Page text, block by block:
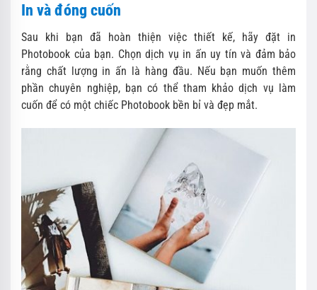
In và đóng cuốn
Sau khi bạn đã hoàn thiện việc thiết kế, hãy đặt in
Photobook của bạn. Chọn dịch vụ in ấn uy tín và đảm bảo
rằng chất lượng in ấn là hàng đầu. Nếu bạn muốn thêm
phần chuyên nghiệp, bạn có thể tham khảo dịch vụ làm
cuốn để có một chiếc Photobook bền bỉ và đẹp mắt.